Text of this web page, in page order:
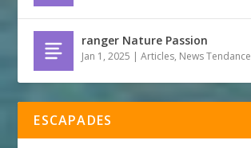
ranger Nature Passion
Jan 1, 2025 |Articles, News Tendance
ESCAPADES